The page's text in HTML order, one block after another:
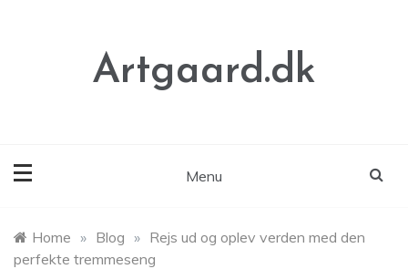
Artgaard.dk
Menu
Home » Blog » Rejs ud og oplev verden med den
perfekte tremmeseng